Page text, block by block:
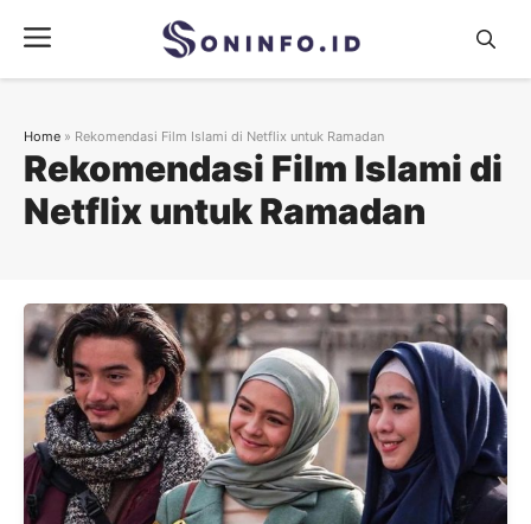
content
Menu
Rekomendasi Film Islami di
Netflix untuk Ramadan
Home » Rekomendasi Film Islami di Netflix untuk Ramadan